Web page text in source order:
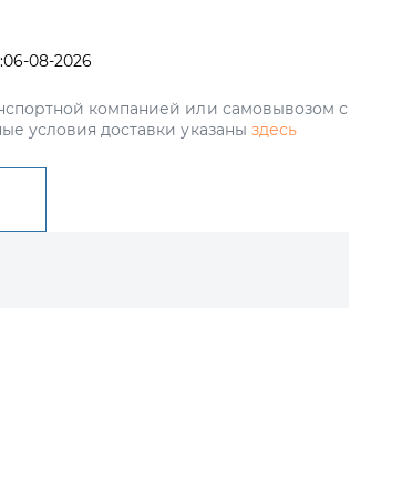
06-08-2026
компанией или самовывозом с
условия доставки указаны здесь